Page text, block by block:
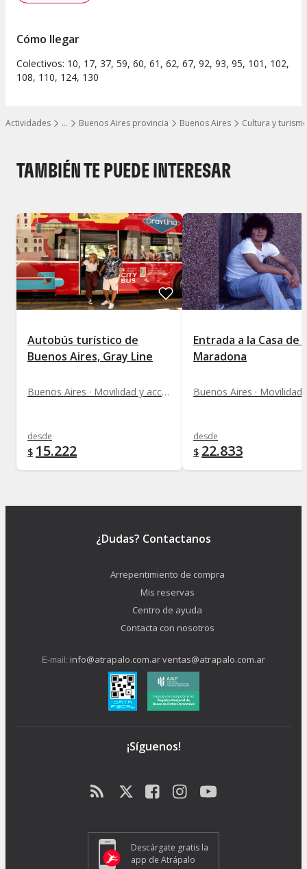
…
Mostrar todos los niveles
Actividades Buenos Aires provincia Buenos Aires Cultura y
Cómo llegar
Colectivos: 10, 17, 37, 59, 60, 61, 62, 67, 92, 93, 95, 101, 102,
108, 110, 124, 130
TAMBIÉN TE PUEDE INTERESAR
Autobús turístico de
Buenos Aires, Gray Line
Buenos Aires · Movilidad y acceso a monumentos
desde
$ 15.222
Entrada a la Casa de
Maradona
desde
$ 22.833
¿Dudas? Contactanos
Arrepentimiento de compra
Mis reservas
Centro de ayuda
Contacta con nosotros
E-mail: info@atrapalo.com.arventas@atrapalo.com.ar
¡Síguenos!
Descárgate gratis la
app de Atrápalo